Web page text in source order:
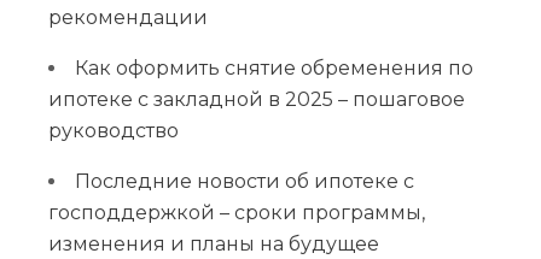
рекомендации
Как оформить снятие обременения по
ипотеке с закладной в 2025 – пошаговое
руководство
Последние новости об ипотеке с
господдержкой – сроки программы,
изменения и планы на будущее